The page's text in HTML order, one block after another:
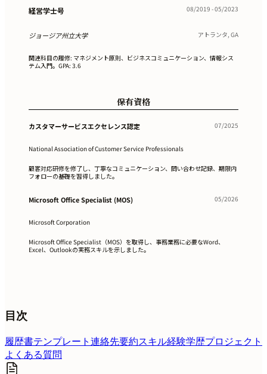
経営学士号 08/2019 - 05/2023
ジョージア州立大学 アトランタ, GA
関連科目の履修: マネジメント原則、ビジネスコミュニケーション、情報シス
テム入門。GPA: 3.6
保有資格
カスタマーサービスエクセレンス認定 07/2025
National Association of Customer Service Professionals
顧客対応研修を修了し、丁寧なコミュニケーション、問い合わせ記録、期限内
フォローの基礎を習得しました。
Microsoft Office Specialist (MOS) 05/2026
Microsoft Corporation
Microsoft Office Specialist（MOS）を取得し、事務業務に必要なWord、
Excel、Outlookの実務スキルを示しました。
目次
履歴書テンプレート連絡先要約スキル経験学歴プロジェクト
よくある質問